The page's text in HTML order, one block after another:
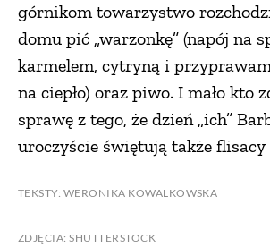
górnikom towarzystwo
domu pić „warzonkę” (napój na
karmelem, cytryną i
na ciepło) oraz piwo. I mało kto
sprawę z tego, że dzień „ich”
uroczyście świętują także flisacy
TEKSTY: WERONIKA KOWALKOWSKA
ZDJĘCIA: SHUTTERSTOCK
ŚNIADANIA
PRZYSTAWKI
ZUPY
CIASTA I DESERY